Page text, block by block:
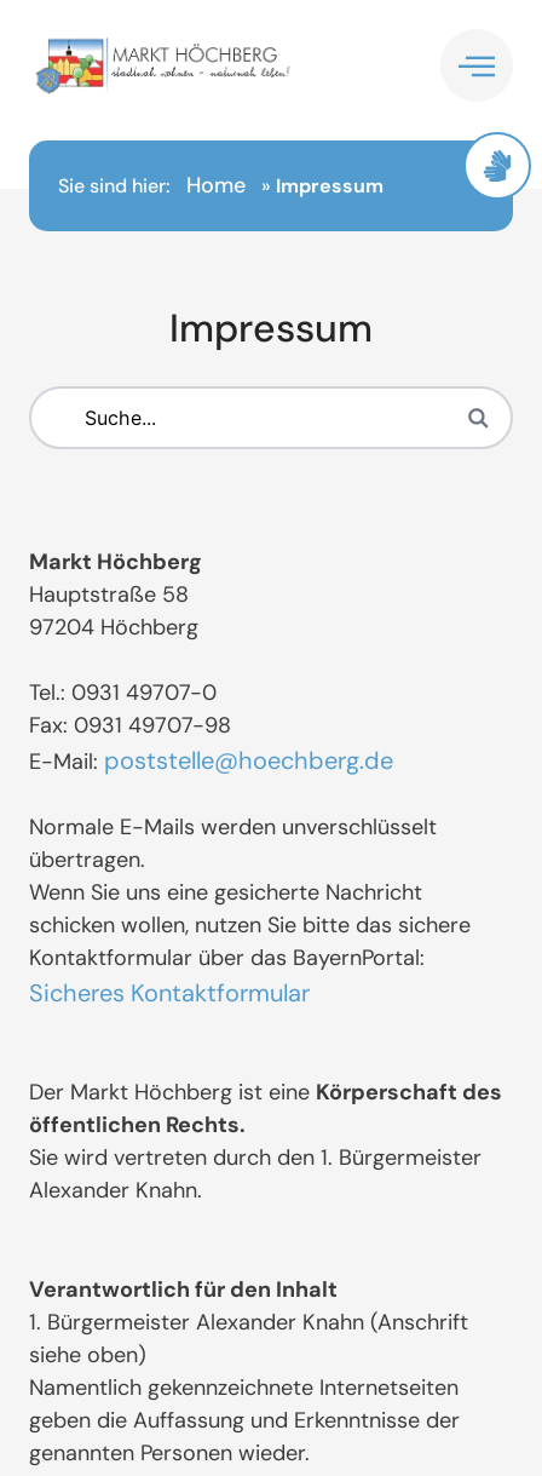
springen
Sie sind hier: Home » Impressum
Impressum
Markt Höchberg
Hauptstraße 58
97204 Höchberg
Tel.: 0931 49707-0
Fax: 0931 49707-98
E-Mail: poststelle@hoechberg.de
Normale E-Mails werden unverschlüsselt
übertragen.
Wenn Sie uns eine gesicherte Nachricht
schicken wollen, nutzen Sie bitte das sichere
Kontaktformular über das BayernPortal:
Sicheres Kontaktformular
Der Markt Höchberg ist eine Körperschaft des
öffentlichen Rechts.
Sie wird vertreten durch den 1. Bürgermeister
Alexander Knahn.
Verantwortlich für den Inhalt
1. Bürgermeister Alexander Knahn (Anschrift
siehe oben)
Namentlich gekennzeichnete Internetseiten
geben die Auffassung und Erkenntnisse der
genannten Personen wieder.